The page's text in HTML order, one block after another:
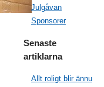
Julgåvan
Sponsorer
Senaste
artiklarna
Allt roligt blir ännu